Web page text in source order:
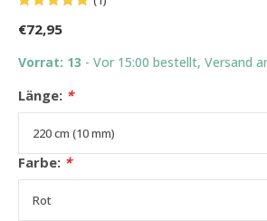
€72,95
Vorrat: 13 - Vor 15:00 bestellt, Versand
Länge: *
Farbe: *